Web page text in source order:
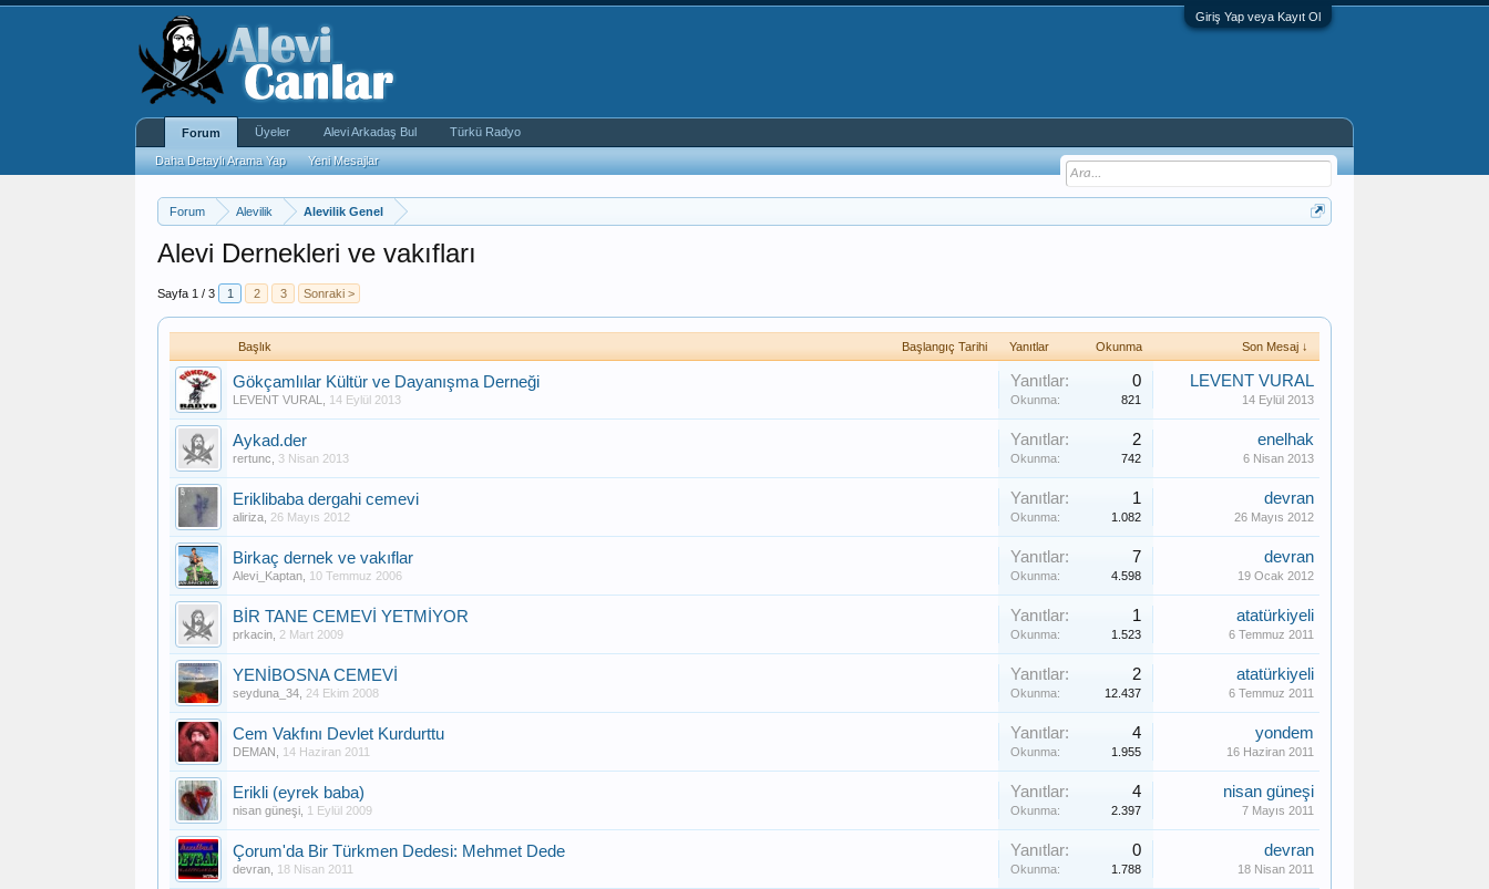
Giriş Yap veya Kayıt Ol
Forum Alevilik Alevilik Genel
Alevi Dernekleri ve vakıfları
Sayfa 1 / 3 1 2 3 Sonraki >
Başlık Başlangıç Tarihi Yanıtlar Okunma Son Mesaj ↓
Gökçamlılar Kültür ve Dayanışma Derneği
LEVENT VURAL 14 Eylül 2013
Yanıtlar: 0
Okunma: 821
LEVENT VURAL
14 Eylül 2013
Aykad.der
rertunc 3 Nisan 2013
Yanıtlar: 2
Okunma: 742
enelhak
6 Nisan 2013
Eriklibaba dergahi cemevi
aliriza 26 Mayıs 2012
Yanıtlar: 1
Okunma: 1.082
devran
26 Mayıs 2012
Birkaç dernek ve vakıflar
Alevi_Kaptan 10 Temmuz 2006
Yanıtlar: 7
Okunma: 4.598
devran
19 Ocak 2012
BİR TANE CEMEVİ YETMİYOR
prkacin 2 Mart 2009
Yanıtlar: 1
Okunma: 1.523
atatürkiyeli
6 Temmuz 2011
YENİBOSNA CEMEVİ
seyduna_34 24 Ekim 2008
Yanıtlar: 2
Okunma: 12.437
atatürkiyeli
6 Temmuz 2011
Cem Vakfını Devlet Kurdurttu
DEMAN 14 Haziran 2011
Yanıtlar: 4
Okunma: 1.955
yondem
16 Haziran 2011
Erikli (eyrek baba)
nisan güneşi 1 Eylül 2009
Yanıtlar: 4
Okunma: 2.397
nisan güneşi
7 Mayıs 2011
Çorum'da Bir Türkmen Dedesi: Mehmet Dede
devran 18 Nisan 2011
Yanıtlar: 0
Okunma: 1.788
devran
18 Nisan 2011
Forum
Daha Detaylı Arama Yap Yeni Mesajlar
Üyeler Alevi Arkadaş Bul Türkü Radyo